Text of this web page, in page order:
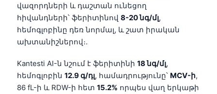
վազորդների և դաշտան ունեցող
հիվանդների՝ ֆերիտինով 8-20 նգ/մլ,
հեմոգլոբինը դեռ նորմալ, և շատ իրական
ախտանիշներով։.
Kantesti AI-ն նշում է ֆերիտինի 18 նգ/մլ,
հեմոգլոբին 12.9 գ/դլ, համադրությունը՝ MCV-ի,
86 fL-ի և RDW-ի հետ 15.2% որպես վաղ երկաթի
Bahasa Indonesia
Íslenska
Svenska
Bosanski
Azərbaycan dili